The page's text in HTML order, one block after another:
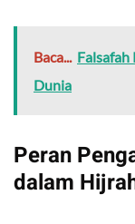
Baca... Falsafah
Dunia
Peran
dalam